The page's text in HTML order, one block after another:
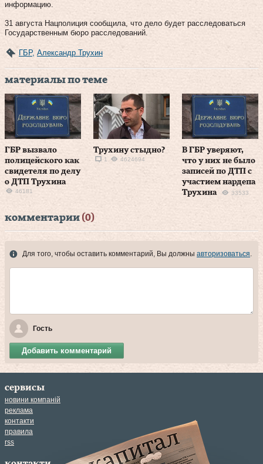
информацию.
31 августа Нацполиция сообщила, что дело будет расследоваться
Государственным бюро расследований.
ГБР, Александр Трухин
материалы по теме
ГБР вызвало
полицейского как
свидетеля по делу
о ДТП Трухина
46181
Трухину стыдно?
1 4624694
В ГБР уверяют,
что у них не было
записей по ДТП с
участием нардепа
Трухина
33533
комментарии (0)
Для того, чтобы оставить комментарий, Вы должны авторизоваться.
Гость
Добавить комментарий
сервисы
новини компаній
реклама
контакти
правила
rss